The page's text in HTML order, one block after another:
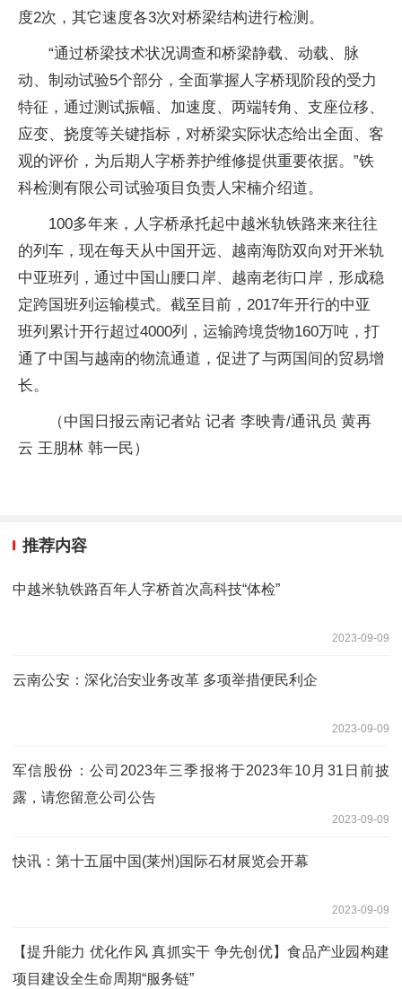
度2次，其它速度各3次对桥梁结构进行检测。
“通过桥梁技术状况调查和桥梁静载、动载、脉
动、制动试验5个部分，全面掌握人字桥现阶段的受力
特征，通过测试振幅、加速度、两端转角、支座位移、
应变、挠度等关键指标，对桥梁实际状态给出全面、客
观的评价，为后期人字桥养护维修提供重要依据。”铁
科检测有限公司试验项目负责人宋楠介绍道。
100多年来，人字桥承托起中越米轨铁路来来往往
的列车，现在每天从中国开远、越南海防双向对开米轨
中亚班列，通过中国山腰口岸、越南老街口岸，形成稳
定跨国班列运输模式。截至目前，2017年开行的中亚
班列累计开行超过4000列，运输跨境货物160万吨，打
通了中国与越南的物流通道，促进了与两国间的贸易增
长。
（中国日报云南记者站 记者 李映青/通讯员 黄再
云 王朋林 韩一民）
推荐内容
中越米轨铁路百年人字桥首次高科技“体检”
2023-09-09
云南公安：深化治安业务改革 多项举措便民利企
2023-09-09
军信股份：公司2023年三季报将于2023年10月31日前披
露，请您留意公司公告
2023-09-09
快讯：第十五届中国(莱州)国际石材展览会开幕
2023-09-09
【提升能力 优化作风 真抓实干 争先创优】食品产业园构建
项目建设全生命周期“服务链”